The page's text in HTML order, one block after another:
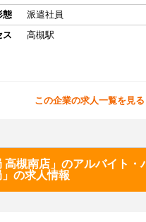
態
派遣社員
ス
高槻駅
この企業の求人一覧を見る
高槻南店」のアルバイト・
」の求人情報